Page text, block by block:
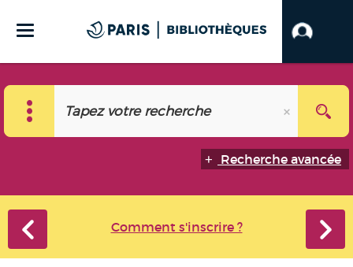
Recherche avancée
Comment s'inscrire ?